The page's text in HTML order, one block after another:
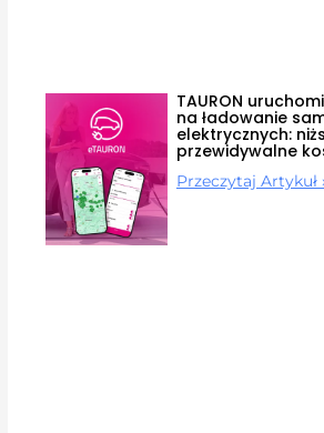
TAURON
na ładowanie
elektrycznych:
przewidywalne
Przeczytaj Artykuł